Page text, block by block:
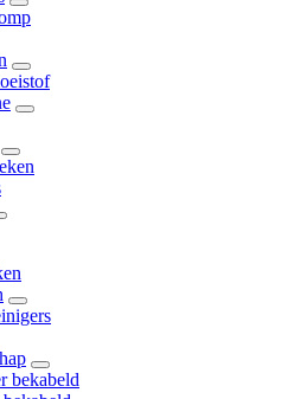
bekabeld